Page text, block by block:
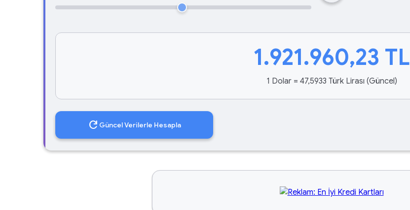
1.921.960,23 TL
1 Dolar = 47,5933 Türk Lirası (Güncel)
refresh Güncel Verilerle Hesapla